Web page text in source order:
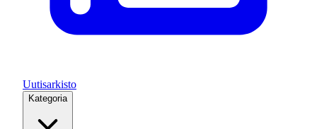
Uutisarkisto
Kategoria